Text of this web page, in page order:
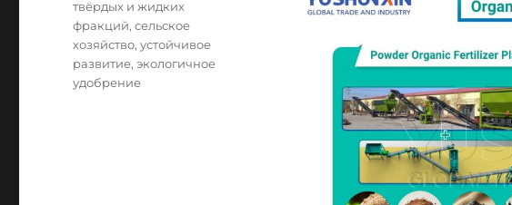
твёрдых и жидких
фракций,сельское
хозяйство,устойчивое
развитие,экологичное
удобрение